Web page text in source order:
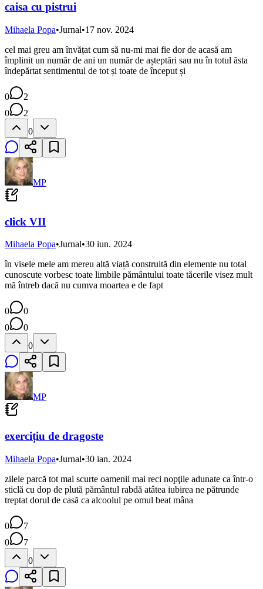
caisa cu pistrui
Mihaela Popa•Jurnal•17 nov. 2024
cel mai greu am învățat cum să nu-mi mai fie dor de acasă am
împlinit un număr de ani un număr de așteptări sau nu în totul ăsta
îndepărtat sentimentul de tot și toate de început și
0
2
0
2
0
MP
click VII
Mihaela Popa•Jurnal•30 iun. 2024
în visele mele am mereu altă viață construită din elemente nu total
cunoscute vorbesc toate limbile pământului toate tăcerile visez mult
mă întreb dacă nu cumva moartea e de fapt
0
0
0
0
0
MP
exercițiu de dragoste
Mihaela Popa•Jurnal•30 ian. 2024
zilele parcă tot mai scurte oamenii mai reci nopţile adunate ca într-o
sticlă cu dop de plută pământul rabdă atâtea iubirea ne pătrunde
treptat dorul de casă ca alcoolul pe omul beat mâna
0
7
0
7
0